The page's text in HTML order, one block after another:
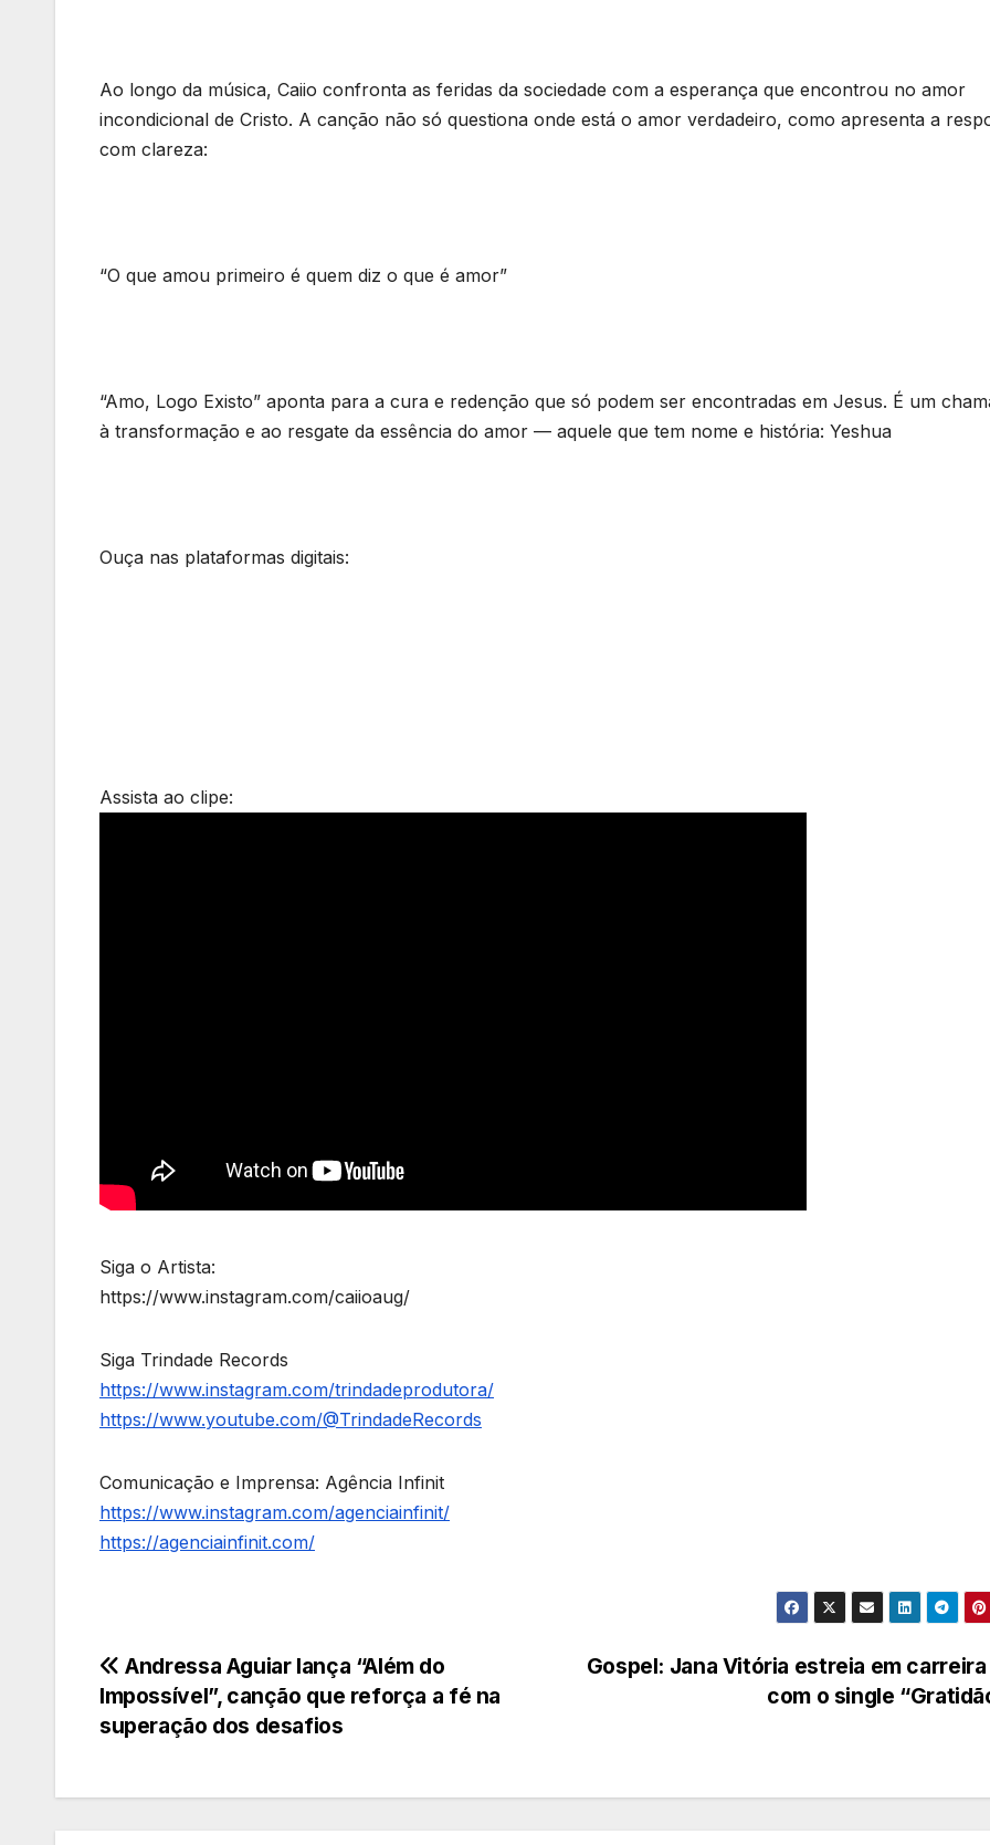
Ao longo da música, Caiio confronta as feridas da sociedade com a esperança que encontrou no amor
incondicional de Cristo. A canção não só questiona onde está o amor verdadeiro, como apresenta a
com clareza:
“O que amou primeiro é quem diz o que é amor”
“Amo, Logo Existo” aponta para a cura e redenção que só podem ser encontradas em Jesus. É um
à transformação e ao resgate da essência do amor — aquele que tem nome e história: Yeshua
Ouça nas plataformas digitais:
Assista ao clipe:
Siga o Artista:
https://www.instagram.com/caiioaug/
Siga Trindade Records
https://www.instagram.com/trindadeprodutora/
https://www.youtube.com/@TrindadeRecords
Comunicação e Imprensa: Agência Infinit
https://www.instagram.com/agenciainfinit/
https://agenciainfinit.com/
Navegação
de
Gospel: Jana Vitória estreia em
com o single
Andressa Aguiar lança “Além do
Impossível”, canção que reforça a fé na
superação dos desafios